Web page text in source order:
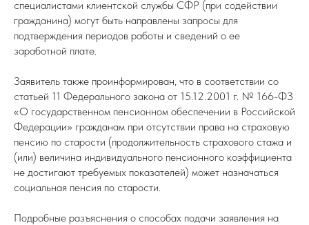
специалистами клиентской службы СФР (при содействии
гражданина) могут быть направлены запросы для
подтверждения периодов работы и сведений о ее
заработной плате.
Заявитель также проинформирован, что в соответствии со
статьей 11 Федерального закона от 15.12.2001 г. № 166-ФЗ
«О государственном пенсионном обеспечении в Российской
Федерации» гражданам при отсутствии права на страховую
пенсию по старости (продолжительность страхового стажа и
(или) величина индивидуального пенсионного коэффициента
не достигают требуемых показателей) может назначаться
социальная пенсия по старости.
Подробные разъяснения о способах подачи заявления на